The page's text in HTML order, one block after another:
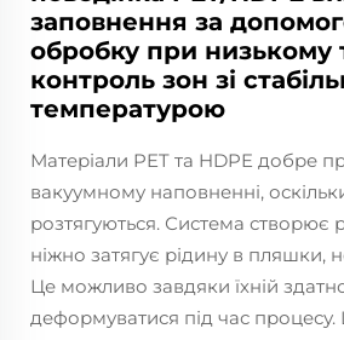
заповнення за
обробку при низькому
контроль зон зі
температурою
Матеріали PET та HDPE добре
вакуумному наповненні,
розтягуються. Система створює
ніжно затягує рідину в пляшки,
Це можливо завдяки їхній
деформуватися під час